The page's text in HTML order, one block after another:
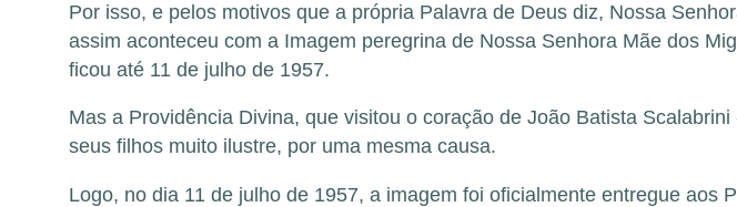
Por isso, e pelos motivos que a própria Palavra de Deus diz, Nossa
assim aconteceu com a Imagem peregrina de Nossa Senhora Mãe dos
ficou até 11 de julho de 1957.
Mas a Providência Divina, que visitou o coração de João Batista
seus filhos muito ilustre, por uma mesma causa.
Logo, no dia 11 de julho de 1957, a imagem foi oficialmente entregue aos